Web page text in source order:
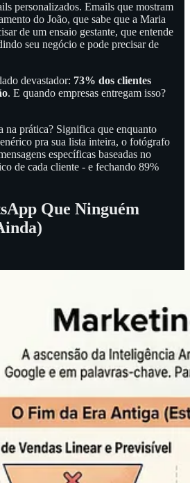
personalizados. Emails que mostram
do João, que sabe que a Maria
de um ensaio gestante, que entende
seu negócio e pode precisar de
devastador: 73% dos clientes
. E quando empresas entregam isso?
na prática? Significa que enquanto
pra sua lista inteira, o fotógrafo
específicas baseadas no
de cada cliente - e fechando 89%
Que Ninguém